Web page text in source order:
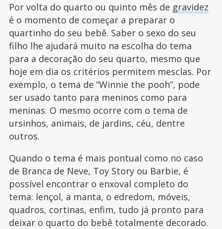
Por volta do quarto ou quinto mês de gravidez
é o momento de começar a preparar o
quartinho do seu bebê. Saber o sexo do seu
filho lhe ajudará muito na escolha do tema
para a decoração do seu quarto, mesmo que
hoje em dia os critérios permitem mesclas. Por
exemplo, o tema de “Winnie the pooh”, pode
ser usado tanto para meninos como para
meninas. O mesmo ocorre com o tema de
ursinhos, animais, de jardins, céu, dentre
outros.
Quando o tema é mais pontual como no caso
de Branca de Neve, Toy Story ou Barbie, é
possível encontrar o enxoval completo do
tema: lençol, a manta, o edredom, móveis,
quadros, cortinas, enfim, tudo já pronto para
deixar o quarto do bebê totalmente decorado.